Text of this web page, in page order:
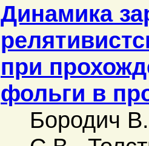
Динамика
при
фольги в
Бородич